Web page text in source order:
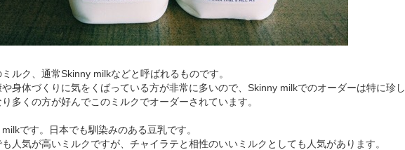
ルク、通常Skinny milkなどと呼ばれるものです。
身体づくりに気をくばっている方が非常に多いので、Skinny milkでのオーダーは特に珍し
多くの方が好んでこのミルクでオーダーされています。
です。日本でも馴染みのある豆乳です。
人気が高いミルクですが、チャイラテと相性のいいミルクとしても人気があります。